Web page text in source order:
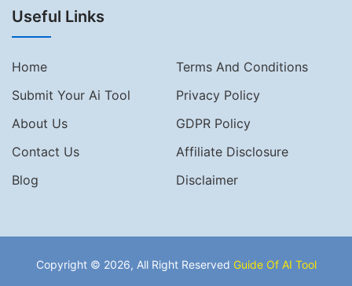
Useful Links
Home
Terms And Conditions
Submit Your Ai Tool
Privacy Policy
About Us
GDPR Policy
Contact Us
Affiliate Disclosure
Blog
Disclaimer
Copyright © 2026, All Right Reserved Guide Of AI Tool